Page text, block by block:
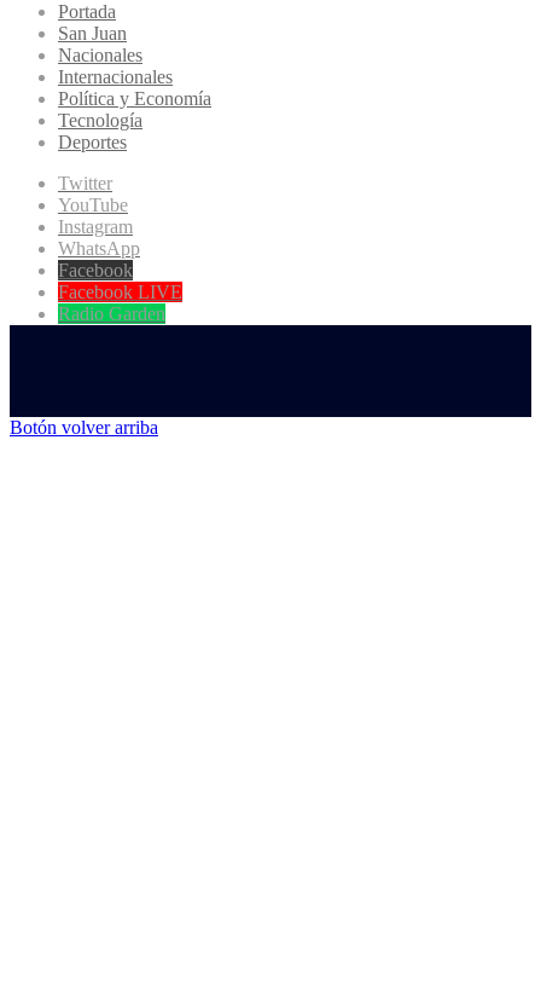
Portada
San Juan
Nacionales
Internacionales
Política y Economía
Tecnología
Deportes
Twitter
YouTube
Instagram
WhatsApp
Facebook
Facebook LIVE
Radio Garden
Botón volver arriba